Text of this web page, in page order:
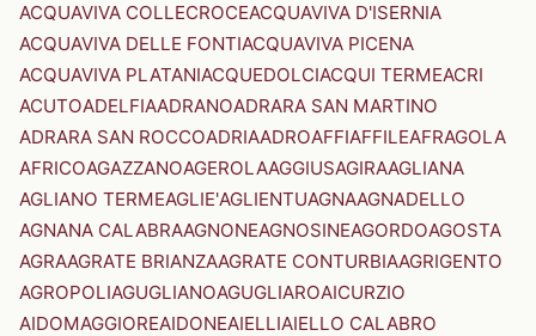
ACQUAVIVA COLLECROCEACQUAVIVA D'ISERNIA
ACQUAVIVA DELLE FONTIACQUAVIVA PICENA
ACQUAVIVA PLATANIACQUEDOLCIACQUI TERMEACRI
ACUTOADELFIAADRANOADRARA SAN MARTINO
ADRARA SAN ROCCOADRIAADROAFFIAFFILEAFRAGOLA
AFRICOAGAZZANOAGEROLAAGGIUSAGIRAAGLIANA
AGLIANO TERMEAGLIE'AGLIENTUAGNAAGNADELLO
AGNANA CALABRAAGNONEAGNOSINEAGORDOAGOSTA
AGRAAGRATE BRIANZAAGRATE CONTURBIAAGRIGENTO
AGROPOLIAGUGLIANOAGUGLIAROAICURZIO
AIDOMAGGIOREAIDONEAIELLIAIELLO CALABRO